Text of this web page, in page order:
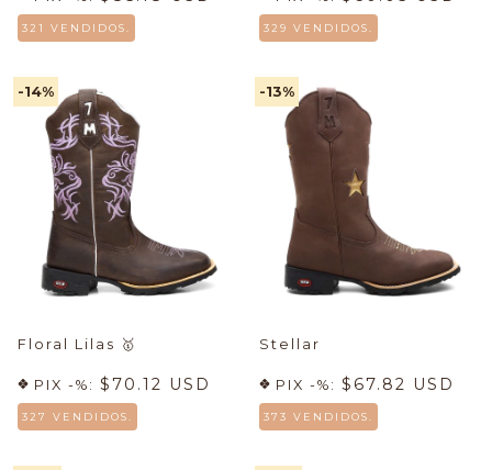
321 VENDIDOS. 329 VENDIDOS.
-14%
Floral Lilas 🥇
PIX -%: $70.12 USD
327 VENDIDOS.
-13%
Stellar
PIX -%: $67.82 USD
373 VENDIDOS.